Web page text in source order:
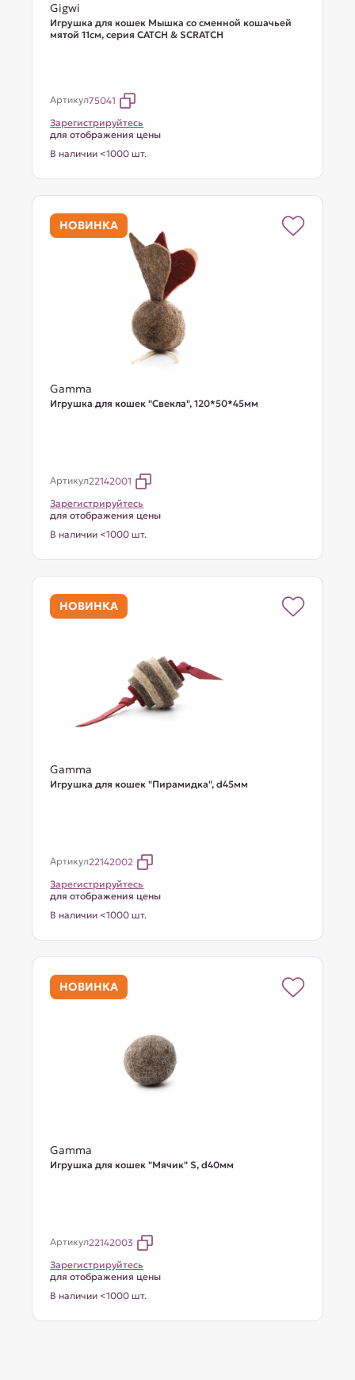
Gigwi
Игрушка для кошек Мышка со сменной кошачьей
мятой 11см, серия CATCH & SCRATCH
Артикул75041
Зарегистрируйтесь
для отображения цены
В наличии <1000 шт.
НОВИНКА
Gamma
Игрушка для кошек "Свекла", 120*50*45мм
Артикул22142001
Зарегистрируйтесь
для отображения цены
В наличии <1000 шт.
НОВИНКА
Gamma
Игрушка для кошек "Пирамидка", d45мм
Артикул22142002
Зарегистрируйтесь
для отображения цены
В наличии <1000 шт.
НОВИНКА
Gamma
Игрушка для кошек "Мячик" S, d40мм
Артикул22142003
Зарегистрируйтесь
для отображения цены
В наличии <1000 шт.